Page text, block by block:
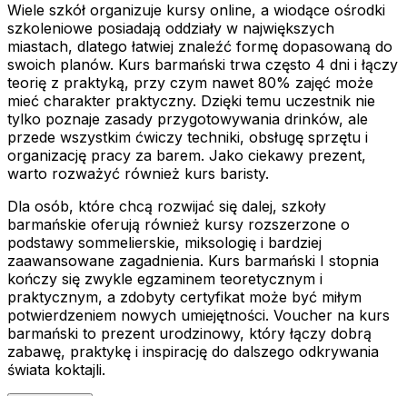
Wiele szkół organizuje kursy online, a wiodące ośrodki
szkoleniowe posiadają oddziały w największych
miastach, dlatego łatwiej znaleźć formę dopasowaną do
swoich planów. Kurs barmański trwa często 4 dni i łączy
teorię z praktyką, przy czym nawet 80% zajęć może
mieć charakter praktyczny. Dzięki temu uczestnik nie
tylko poznaje zasady przygotowywania drinków, ale
przede wszystkim ćwiczy techniki, obsługę sprzętu i
organizację pracy za barem. Jako ciekawy prezent,
warto rozważyć również kurs baristy.
Dla osób, które chcą rozwijać się dalej, szkoły
barmańskie oferują również kursy rozszerzone o
podstawy sommelierskie, miksologię i bardziej
zaawansowane zagadnienia. Kurs barmański I stopnia
kończy się zwykle egzaminem teoretycznym i
praktycznym, a zdobyty certyfikat może być miłym
potwierdzeniem nowych umiejętności. Voucher na kurs
barmański to prezent urodzinowy, który łączy dobrą
zabawę, praktykę i inspirację do dalszego odkrywania
świata koktajli.